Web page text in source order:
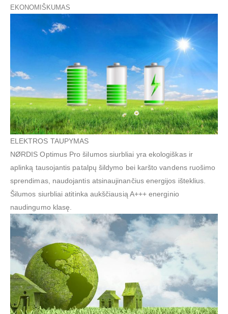
EKONOMIŠKUMAS
ELEKTROS TAUPYMAS
NØRDIS Optimus Pro šilumos siurbliai yra ekologiškas ir
aplinką tausojantis patalpų šildymo bei karšto vandens ruošimo
sprendimas, naudojantis atsinaujinančius energijos išteklius.
Šilumos siurbliai atitinka aukščiausią A+++ energinio
naudingumo klasę.